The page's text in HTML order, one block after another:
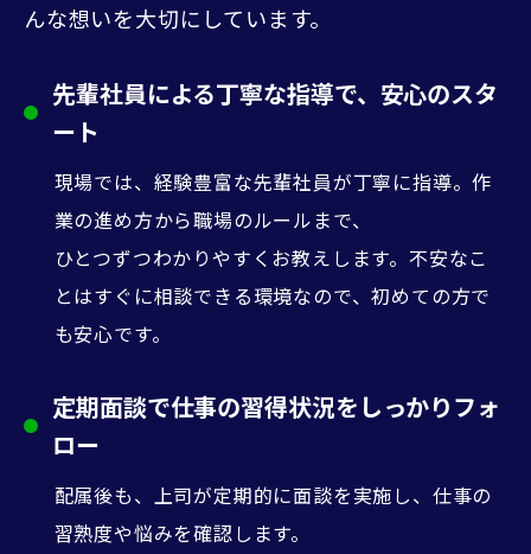
んな想いを大切にしています。
先輩社員による丁寧な指導で、安心のスタ
ート
現場では、経験豊富な先輩社員が丁寧に指導。作
業の進め方から職場のルールまで、
ひとつずつわかりやすくお教えします。不安なこ
とはすぐに相談できる環境なので、初めての方で
も安心です。
定期面談で仕事の習得状況をしっかりフォ
ロー
配属後も、上司が定期的に面談を実施し、仕事の
習熟度や悩みを確認します。